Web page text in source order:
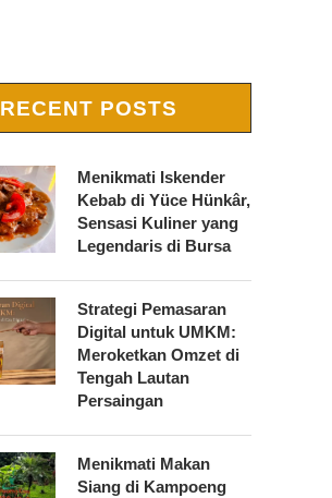
RECENT POSTS
Menikmati Iskender
Kebab di Yüce Hünkâr,
Sensasi Kuliner yang
Legendaris di Bursa
Strategi Pemasaran
Digital untuk UMKM:
Meroketkan Omzet di
Tengah Lautan
Persaingan
Menikmati Makan
Siang di Kampoeng